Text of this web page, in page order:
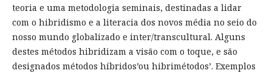
teoria e uma metodologia seminais, destinadas a lidar
com o hibridismo e a literacia dos novos média no seio do
nosso mundo globalizado e inter/transcultural. Alguns
destes métodos hibridizam a visão com o toque, e são
designados métodos híbridos’ou hibrimétodos’. Exemplos